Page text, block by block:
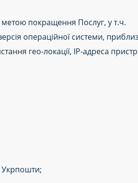
метою покращення Послуг, у т.ч.
операційної системи,
гео-локації, IP-адреса
Укрпошти;